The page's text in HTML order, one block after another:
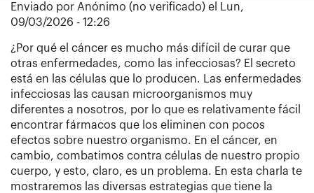
Enviado por Anónimo (no verificado) el
Lun,
09/03/2026 - 12:26
¿Por qué el cáncer es mucho más difícil de curar que
otras enfermedades, como las infecciosas? El secreto
está en las células que lo producen. Las enfermedades
infecciosas las causan microorganismos muy
diferentes a nosotros, por lo que es relativamente fácil
encontrar fármacos que los eliminen con pocos
efectos sobre nuestro organismo. En el cáncer, en
cambio, combatimos contra células de nuestro propio
cuerpo, y esto, claro, es un problema. En esta charla te
mostraremos las diversas estrategias que tiene la